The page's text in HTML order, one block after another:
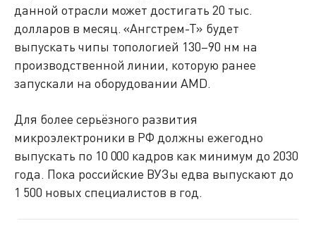
данной отрасли может достигать 20 тыс.
долларов в месяц. «Ангстрем-Т» будет
выпускать чипы топологией 130–90 нм на
производственной линии, которую ранее
запускали на оборудовании AMD.
Для более серьёзного развития
микроэлектроники в РФ должны ежегодно
выпускать по 10 000 кадров как минимум до 2030
года. Пока российские ВУЗы едва выпускают до
1 500 новых специалистов в год.